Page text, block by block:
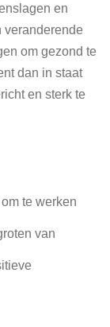
en
veranderende
om gezond te
dan in staat
en sterk te
te werken
van